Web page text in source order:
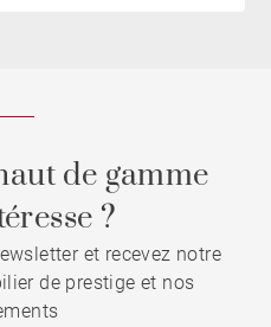
de gamme
?
et recevez notre
de prestige et nos